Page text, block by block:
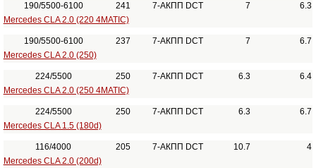
190/5500-6100 241 7-АКПП DCT 7
6.3
Mercedes CLA 2.0 (220 4MATIC)
190/5500-6100 237 7-АКПП DCT 7
6.7
Mercedes CLA 2.0 (250)
224/5500 250 7-АКПП DCT 6.3
6.4
Mercedes CLA 2.0 (250 4MATIC)
224/5500 250 7-АКПП DCT 6.3
6.7
Mercedes CLA 1.5 (180d)
116/4000 205 7-АКПП DCT 10.7
4
Mercedes CLA 2.0 (200d)